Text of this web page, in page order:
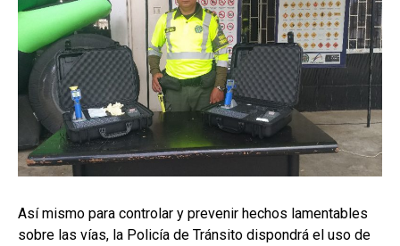
Así mismo para controlar y prevenir hechos lamentables
sobre las vías, la Policía de Tránsito dispondrá el uso de